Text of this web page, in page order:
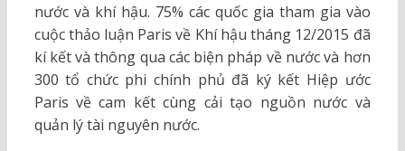
nước và khí hậu. 75% các quốc gia tham gia vào
cuộc thảo luận Paris về Khí hậu tháng 12/2015 đã
kí kết và thông qua các biện pháp về nước và hơn
300 tổ chức phi chính phủ đã ký kết Hiệp ước
Paris về cam kết cùng cải tạo nguồn nước và
quản lý tài nguyên nước.